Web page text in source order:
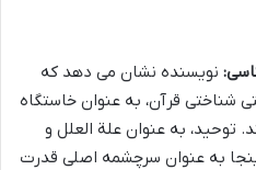
نویسنده نشان می دهد که
شناختی قرآن، به عنوان خاستگاه
توحید، به عنوان علة العلل و
به عنوان سرچشمه اصلی قدرت